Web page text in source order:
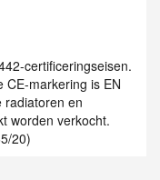
certificeringseisen.
CE-markering is EN
radiatoren en
worden verkocht.
20)